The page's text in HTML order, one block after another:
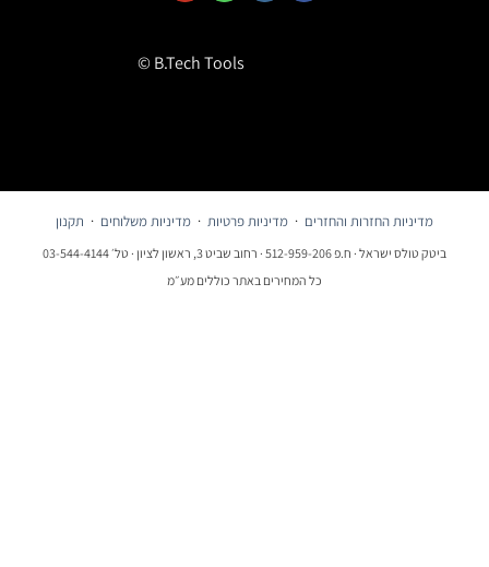
© B.Tech Tools
מדיניות החזרות והחזרים ·מדיניות פרטיות·מדיניות משלוחים·תקנון
ביטק טולס ישראל · ח.פ 512-959-206 · רחוב שביט 3, ראשון לציון · טל׳ 03-544-4144
כל המחירים באתר כוללים מע״מ